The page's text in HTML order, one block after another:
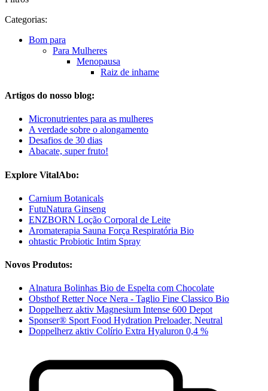
Categorias:
Bom para
Para Mulheres
Menopausa
Raiz de inhame
Artigos do nosso blog:
Micronutrientes para as mulheres
A verdade sobre o alongamento
Desafios de 30 dias
Abacate, super fruto!
Explore VitalAbo:
Carnium Botanicals
FutuNatura Ginseng
ENZBORN Loção Corporal de Leite
Aromaterapia Sauna Força Respiratória Bio
ohtastic Probiotic Intim Spray
Novos Produtos:
Alnatura Bolinhas Bio de Espelta com Chocolate
Obsthof Retter Noce Nera - Taglio Fine Classico Bio
Doppelherz aktiv Magnesium Intense 600 Depot
Sponser® Sport Food Hydration Preloader, Neutral
Doppelherz aktiv Colírio Extra Hyaluron 0,4 %